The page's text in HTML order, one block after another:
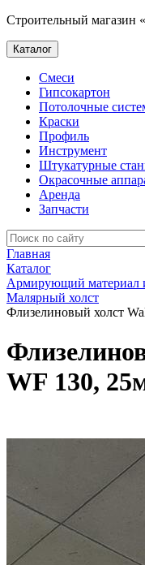
Строительный магазин
Каталог
Смеси
Гипсокартон
Потолочные
Краски
Профиль
Инструмент
Штукатурные
Окрасочные
Аренда
Запчасти
Главная
Каталог
Армирующий материал
Малярный холст
Флизелиновый холст
WF 130,